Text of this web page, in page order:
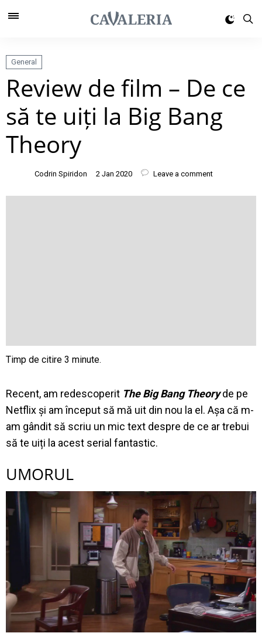
General
Review de film – De ce
să te uiți la Big Bang
Theory
Codrin Spiridon 2 Jan 2020 Leave a comment
Recent, am redescoperit The Big Bang Theoryde pe
Netflix și am început să mă uit din nou la el. Așa că m-
am gândit să scriu un mic text despre de ce ar trebui
să te uiți la acest serial fantastic.
UMORUL